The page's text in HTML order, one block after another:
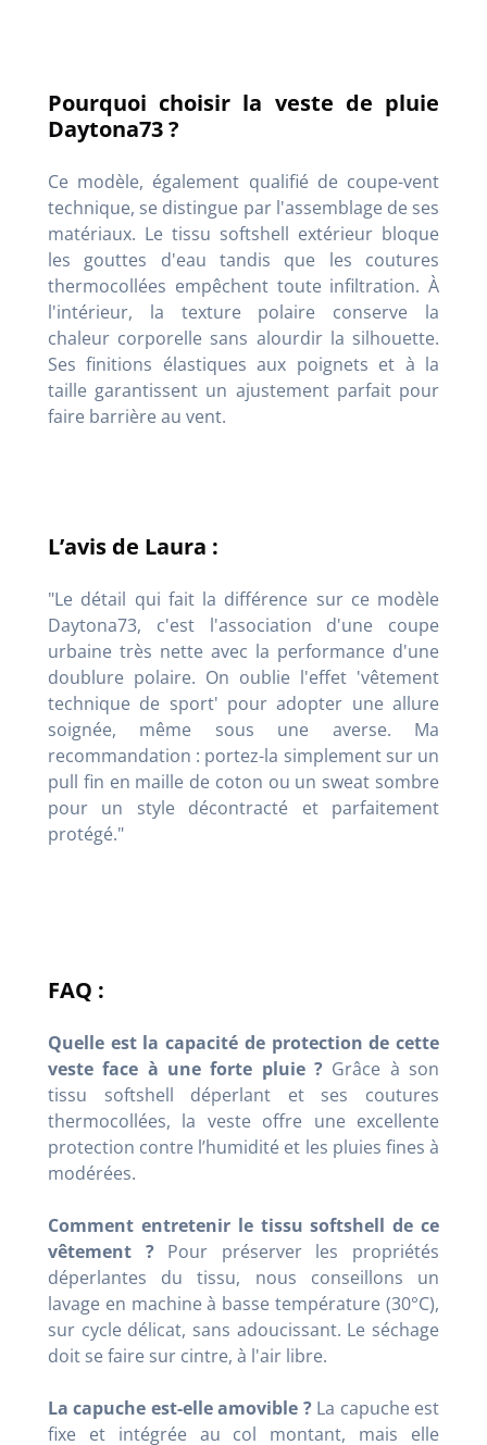
Pourquoi choisir la veste de pluie
Daytona73 ?
Ce modèle, également qualifié de coupe-vent
technique, se distingue par l'assemblage de ses
matériaux. Le tissu softshell extérieur bloque
les gouttes d'eau tandis que les coutures
thermocollées empêchent toute infiltration. À
l'intérieur, la texture polaire conserve la
chaleur corporelle sans alourdir la silhouette.
Ses finitions élastiques aux poignets et à la
taille garantissent un ajustement parfait pour
faire barrière au vent.
L’avis de Laura :
"Le détail qui fait la différence sur ce modèle
Daytona73, c'est l'association d'une coupe
urbaine très nette avec la performance d'une
doublure polaire. On oublie l'effet 'vêtement
technique de sport' pour adopter une allure
soignée, même sous une averse. Ma
recommandation : portez-la simplement sur un
pull fin en maille de coton ou un sweat sombre
pour un style décontracté et parfaitement
protégé."
FAQ :
Quelle est la capacité de protection de cette
veste face à une forte pluie ? Grâce à son
tissu softshell déperlant et ses coutures
thermocollées, la veste offre une excellente
protection contre l’humidité et les pluies fines à
modérées.
Comment entretenir le tissu softshell de ce
vêtement ?Pour préserver les propriétés
déperlantes du tissu, nous conseillons un
lavage en machine à basse température (30°C),
sur cycle délicat, sans adoucissant. Le séchage
doit se faire sur cintre, à l'air libre.
La capuche est-elle amovible ?La capuche est
fixe et intégrée au col montant, mais elle